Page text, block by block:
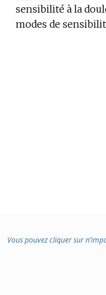
DE
DOMAINE
sensibilité à la
modes de
Vous pouvez cliquer sur